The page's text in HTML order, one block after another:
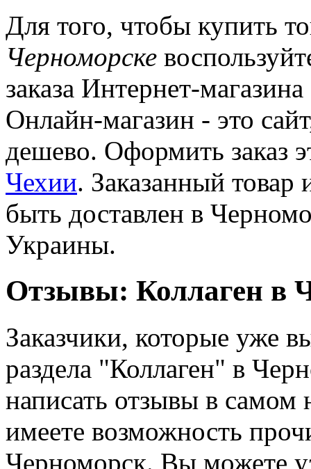
Для того, чтобы купить
Черноморске
заказа Интернет-
Онлайн-магазин - это
дешево. Оформить заказ
Чехии. Заказанный товар
быть доставлен в
Украины.
Отзывы: Коллаген в
Заказчики, которые уже
раздела "Коллаген" в
написать отзывы в
имеете возможность
Черноморск. Вы можете